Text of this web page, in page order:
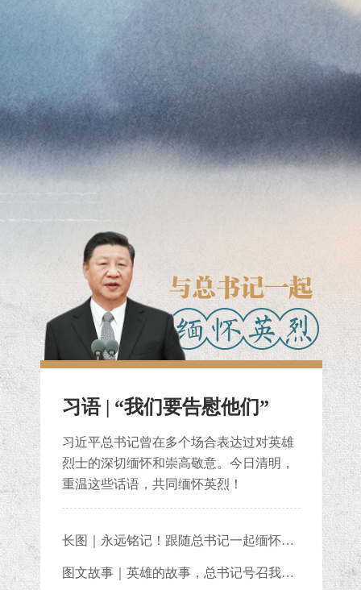
习语 | “我们要告慰他们”
习近平总书记曾在多个场合表达过对英雄
烈士的深切缅怀和崇高敬意。今日清明，
重温这些话语，共同缅怀英烈！
长图｜永远铭记！跟随总书记一起缅怀英烈
图文故事｜英雄的故事，总书记号召我们始终铭记